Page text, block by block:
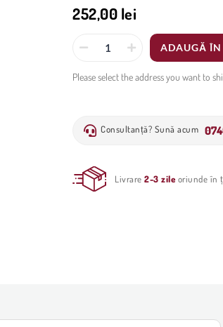
252,00 lei
ADAUGĂ ÎN
Please select the address you want to
Consultanță? Sună acum
Livrare2-3 zile oriunde în